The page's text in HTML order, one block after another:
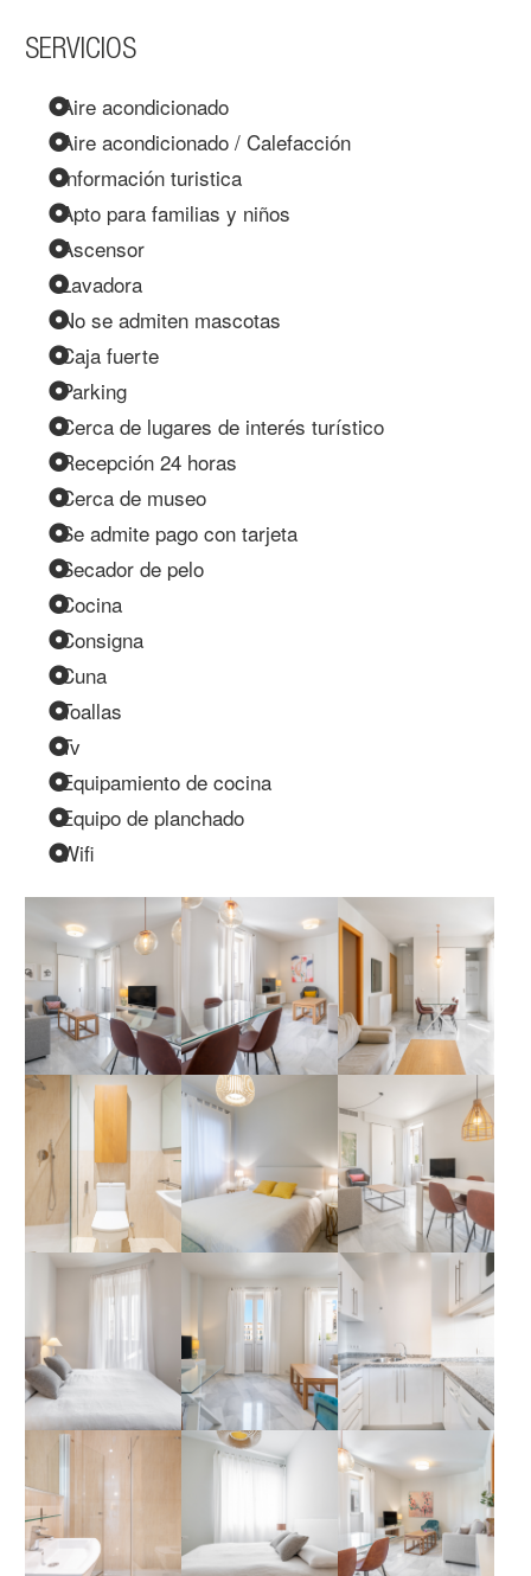
SERVICIOS
Aire acondicionado
Aire acondicionado / Calefacción
Información turistica
Apto para familias y niños
Ascensor
Lavadora
No se admiten mascotas
Caja fuerte
Parking
Cerca de lugares de interés turístico
Recepción 24 horas
Cerca de museo
Se admite pago con tarjeta
Secador de pelo
Cocina
Consigna
Cuna
Toallas
Tv
Equipamiento de cocina
Equipo de planchado
Wifi